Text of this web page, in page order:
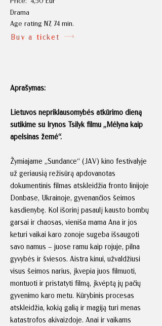
Age rating N7, 74 min.
Drama
Buy a ticket
Aprašymas:
Lietuvos nepriklausomybės atkūrimo dieną
sutikime su Irynos Tsilyk filmu „Mėlyna kaip
apelsinas žemė“.
Žymiajame „Sundance“ (JAV) kino festivalyje
už geriausią režisūrą apdovanotas
dokumentinis filmas atskleidžia fronto linijoje
Donbase, Ukrainoje, gyvenančios šeimos
kasdienybę. Kol išorinį pasaulį kausto bombų
garsai ir chaosas, vieniša mama Ana ir jos
keturi vaikai karo zonoje sugeba išsaugoti
savo namus – juose ramu kaip rojuje, pilna
gyvybės ir šviesos. Aistra kinui, užvaldžiusi
visus šeimos narius, įkvepia juos filmuoti,
montuoti ir pristatyti filmą, įkvėptą jų pačių
gyvenimo karo metu. Kūrybinis procesas
atskleidžia, kokią galią ir magiją turi menas
katastrofos akivaizdoje. Anai ir vaikams